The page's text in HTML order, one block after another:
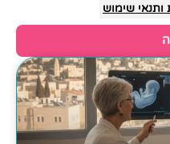
ותנאי שימוש